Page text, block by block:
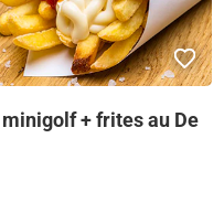
+ frites au De